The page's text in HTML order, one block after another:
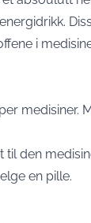
i
medisiner.
den
en pille.